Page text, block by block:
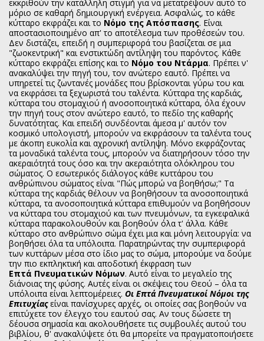
εκκριθούν την κατάλληλη στιγμή για να μετατρέψουν αυτό το
μόριο σε καθαρή δημιουργική ενέργεια. Ασφαλώς, το κάθε
κύτταρο εκφράζει και το Νόμο της Απόσπασης. Είναι
αποστασιοποιημένο απ' το αποτέλεσμα των προθέσεών του.
Δεν διστάζει, επειδή η συμπεριφορά του βασίζεται σε μια
"ζωοκεντρική" και ενστικτώδη αντίληψη του παρόντος. Κάθε
κύτταρο εκφράζει επίσης και το Νόμο του Ντάρμα. Πρέπει ν'
ανακαλύψει την πηγή του, τον ανώτερο εαυτό. Πρέπει να
υπηρετεί τις ζωντανές μονάδες που βρίσκονται γύρω του και
να εκφράσει τα ξεχωριστά του ταλέντα. Κύτταρα της καρδιάς,
κύτταρα του στομαχιού ή ανοσοποιητικά κύτταρα, όλα έχουν
την πηγή τους στον ανώτερο εαυτό, το πεδίο της καθαρής
δυνατότητας. Και επειδή συνδέονται άμεσα μ' αυτόν τον
κοσμικό υπολογιστή, μπορούν να εκφράσουν τα ταλέντα τους
με άκοπη ευκολία και αχρονική αντίληψη. Μόνο εκφράζοντας
τα μοναδικά ταλέντα τους, μπορούν να διατηρήσουν τόσο την
ακεραιότητά τους όσο και την ακεραιότητα ολόκληρου του
σώματος. Ο εσωτερικός διάλογος κάθε κυττάρου του
ανθρώπινου σώματος είναι "Πώς μπορώ να βοηθήσω;" Τα
κύτταρα της καρδιάς θέλουν να βοηθήσουν τα ανοσοποιητικά
κύτταρα, τα ανοσοποιητικά κύτταρα επιθυμούν να βοηθήσουν
να κύτταρα του στομαχιού και των πνευμόνων, τα εγκεφαλικά
κύτταρα παρακολουθούν και βοηθούν όλα τ' άλλα. Κάθε
κύτταρο στο ανθρώπινο σώμα έχει μια και μόνη λειτουργία: να
βοηθήσει όλα τα υπόλοιπα. Παρατηρώντας την συμπεριφορά
των κυττάρων μέσα στο ίδιο μας το σώμα, μπορούμε να δούμε
την πιο εκπληκτική και αποδοτική έκφραση των
Επτά Πνευματικών Νόμων. Αυτό είναι το μεγαλείο της
διάνοιας της φύσης. Αυτές είναι οι σκέψεις του Θεού – όλα τα
υπόλοιπα είναι λεπτομέρειες. Οι Επτά Πνευματικοί Νόμοι της
Επιτυχίαςείναι πανίσχυρες αρχές, οι οποίες σας βοηθούν να
επιτύχετε τον έλεγχο του εαυτού σας. Αν τους δώσετε τη
δέουσα σημασία και ακολουθήσετε τις συμβουλές αυτού του
βιβλίου, θ' ανακαλύψετε ότι θα μπορείτε να πραγματοποιήσετε